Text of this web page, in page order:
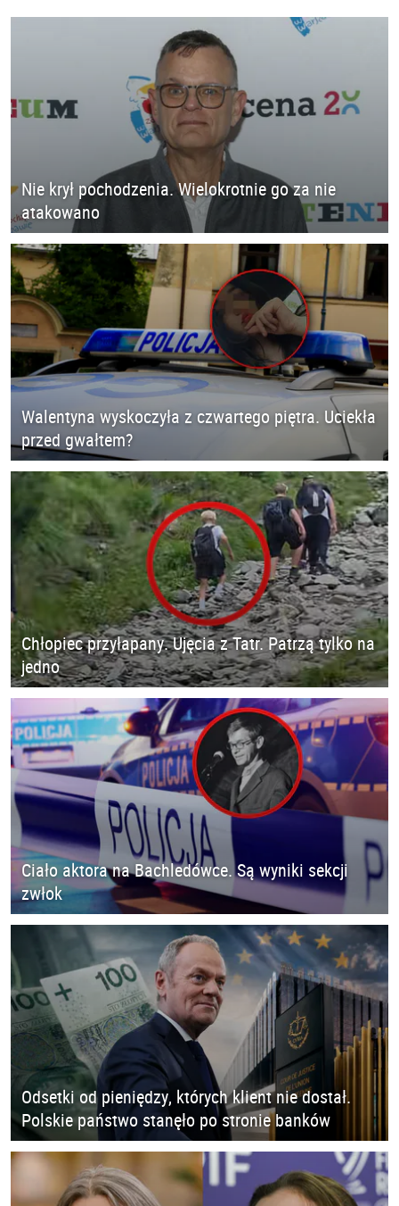
Nie krył pochodzenia. Wielokrotnie go za nie
atakowano
Walentyna wyskoczyła z czwartego piętra. Uciekła
przed gwałtem?
Chłopiec przyłapany. Ujęcia z Tatr. Patrzą tylko na
jedno
Ciało aktora na Bachledówce. Są wyniki sekcji
zwłok
Odsetki od pieniędzy, których klient nie dostał.
Polskie państwo stanęło po stronie banków